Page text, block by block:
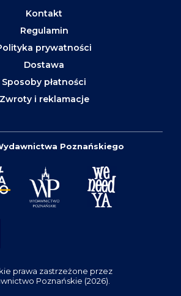
Kontakt
Regulamin
prywatności
Dostawa
Sposoby płatności
Zwroty i reklamacje
Poznańskiego
prawa zastrzeżone przez
Poznańskie (2026).